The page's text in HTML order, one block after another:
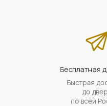
Бесплатная
Быстрая
до
по всей